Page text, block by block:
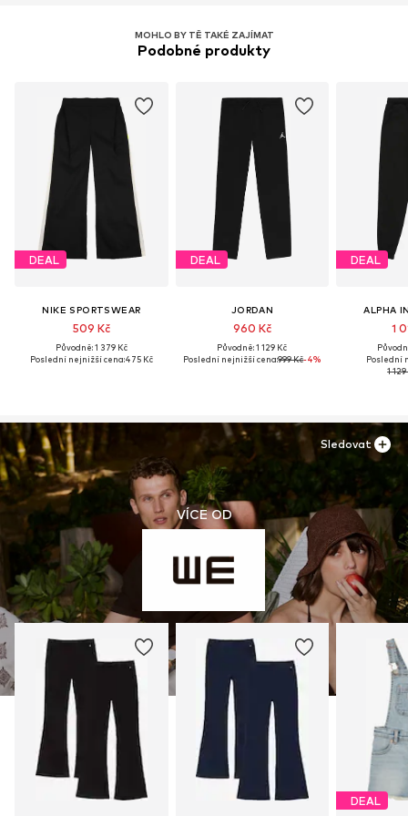
MOHLO BY TĚ TAKÉ ZAJÍMAT
Podobné produkty
DEAL
NIKE SPORTSWEAR
509 Kč
Původně: 1 379 Kč
Poslední nejnižší cena:475 Kč
DEAL
JORDAN
960 Kč
Původně: 1 129 Kč
Poslední nejnižší cena:999 Kč-4%
DEAL
ALPHA
1
Poslední
1
VÍCE OD
DEAL
Sledovat